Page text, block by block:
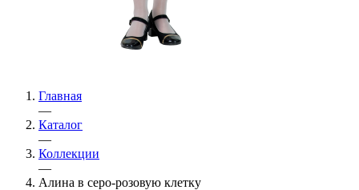
Главная
—
Каталог
—
Коллекции
—
Алина в серо-розовую клетку